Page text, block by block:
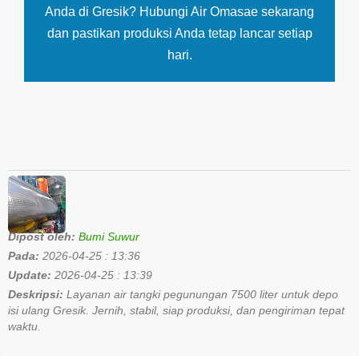
Anda di Gresik? Hubungi Air Omasae sekarang
dan pastikan produksi Anda tetap lancar setiap
hari.
Dipost oleh: Bumi Suwur
Pada: 2026-04-25 : 13:36
Update: 2026-04-25 : 13:39
Deskripsi: Layanan air tangki pegunungan 7500 liter untuk depo
isi ulang Gresik. Jernih, stabil, siap produksi, dan pengiriman tepat
waktu.